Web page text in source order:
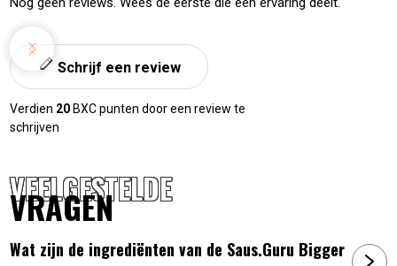
Schrijf een review
Verdien 20 BXC punten door een review te
schrijven
VEELGESTELDE
VRAGEN
Wat zijn de ingrediënten van de Saus.Guru Bigger